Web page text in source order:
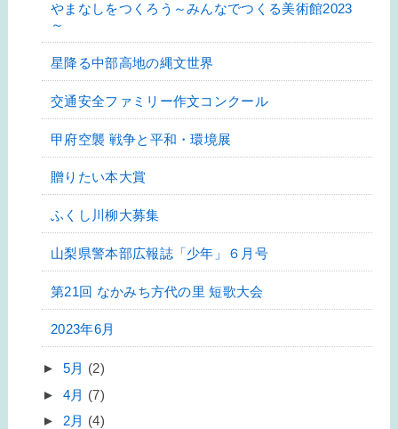
やまなしをつくろう～みんなでつくる美術館2023
～
星降る中部高地の縄文世界
交通安全ファミリー作文コンクール
甲府空襲 戦争と平和・環境展
贈りたい本大賞
ふくし川柳大募集
山梨県警本部広報誌「少年」６月号
第21回 なかみち方代の里 短歌大会
2023年6月
► 5月 (2)
► 4月 (7)
► 2月 (4)